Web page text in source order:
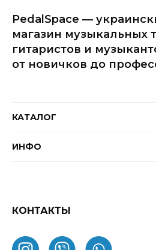
PedalSpace —
магазин музыкальных
гитаристов и
от новичков до
КАТАЛОГ
Электрогитары
Процессоры эффектов
Усилители
ИНФО
Обмен и возврат товара
Как заказать
КОНТАКТЫ